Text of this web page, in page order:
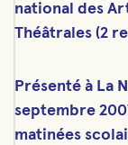
national des
Théâtrales (2
Présenté à La
septembre
matinées